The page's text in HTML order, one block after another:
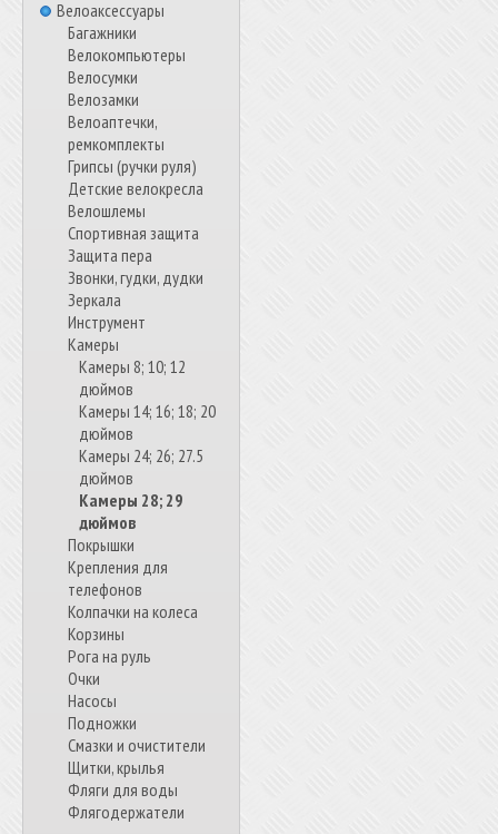
Велоаксессуары
Багажники
Велокомпьютеры
Велосумки
Велозамки
Велоаптечки,
ремкомплекты
Грипсы (ручки руля)
Детские велокресла
Велошлемы
Спортивная защита
Защита пера
Звонки, гудки, дудки
Зеркала
Инструмент
Камеры
Камеры 8; 10; 12
дюймов
Камеры 14; 16; 18; 20
дюймов
Камеры 24; 26; 27.5
дюймов
Камеры 28; 29
дюймов
Покрышки
Крепления для
телефонов
Колпачки на колеса
Корзины
Рога на руль
Очки
Насосы
Подножки
Смазки и очистители
Щитки, крылья
Фляги для воды
Флягодержатели